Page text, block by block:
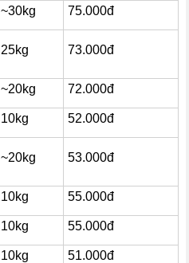
~30kg 75.000đ
25kg 73.000đ
~20kg 72.000đ
10kg 52.000đ
~20kg 53.000đ
10kg 55.000đ
10kg 55.000đ
10kg 51.000đ